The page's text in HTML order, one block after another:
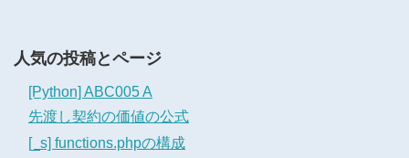
人気の投稿とページ
[Python] ABC005 A
先渡し契約の価値の公式
[_s] functions.phpの構成